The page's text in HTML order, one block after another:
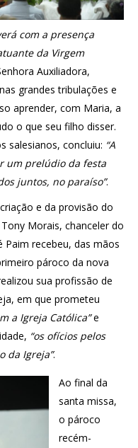
com a presença
da Virgem
Auxiliadora,
grandes tribulações e
aprender, com Maria, a
o que seu filho disser.
salesianos, concluiu: “A
um prelúdio da festa
juntos, no paraíso”.
e da provisão do
Morais, chanceler do
Paim recebeu, das mãos
pároco da nova
sua profissão de
em que prometeu
a Igreja Católica”e
“os ofícios pelos
da Igreja”.
Ao final da
santa missa,
o pároco
recém-